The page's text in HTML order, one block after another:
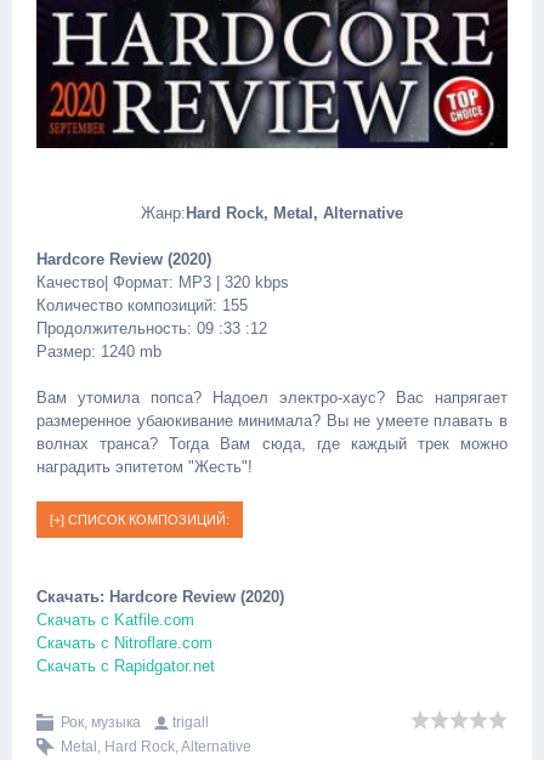
Жанр: Hard Rock, Metal, Alternative
Hardcore Review (2020)
Качество| Формат: MP3 | 320 kbps
Количество композиций: 155
Продолжительность: 09 :33 :12
Размер: 1240 mb
Вам утомила попса? Надоел электро-хаус? Вас напрягает
размеренное убаюкивание минимала? Вы не умеете плавать в
волнах транса? Тогда Вам сюда, где каждый трек можно
наградить эпитетом "Жесть"!
Скачать: Hardcore Review (2020)
Скачать с Katfile.com
Скачать с Nitroflare.com
Скачать с Rapidgator.net
Рок, музыка
trigall
Metal , Hard Rock,Alternative